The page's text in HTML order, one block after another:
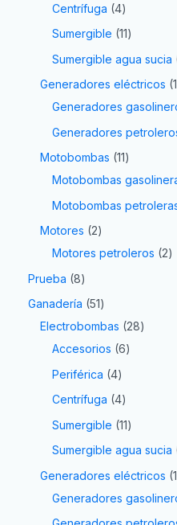
Centrífuga 4
Sumergible 11
Sumergible agua sucia
Generadores eléctricos
Generadores
Generadores
Motobombas 11
Motobombas
Motobombas
Motores
2
Motores petroleros
2
Prueba 8
Ganadería 51
Electrobombas
28
Accesorios 6
Periférica 4
Centrífuga 4
Sumergible 11
Sumergible agua sucia
Generadores eléctricos
Generadores